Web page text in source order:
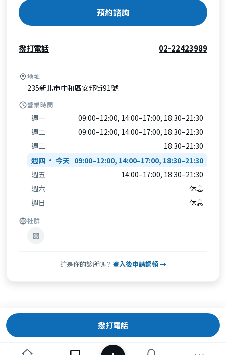
預約諮詢
撥打電話 02-22423989
地址
235新北市中和區安邦街91號
營業時間
週一
09:00–12:00, 14:00–17:00, 18:30–21:30
週二
09:00–12:00, 14:00–17:00, 18:30–21:30
週三
18:30–21:30
週四
09:00–12:00, 14:00–17:00, 18:30–21:30
週五
14:00–17:00, 18:30–21:30
週六
休息
週日
休息
社群
這是你的診所嗎？ 登入後申請認領 →
撥打電話